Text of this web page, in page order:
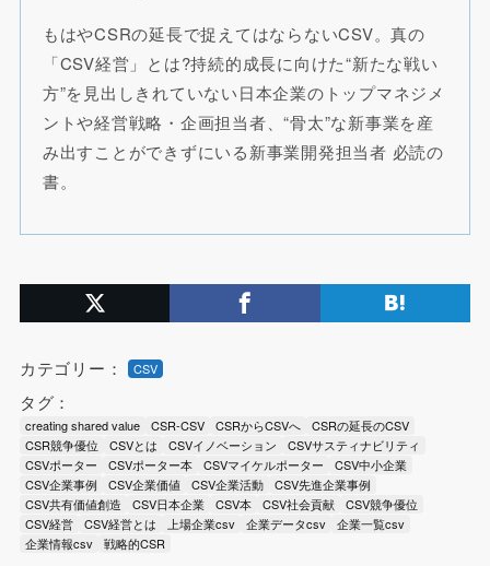
もはやCSRの延長で捉えてはならないCSV。真の
「CSV経営」とは?持続的成長に向けた“新たな戦い
方”を見出しきれていない日本企業のトップマネジメ
ントや経営戦略・企画担当者、“骨太”な新事業を産
み出すことができずにいる新事業開発担当者 必読の
書。
カテゴリー： CSV
タグ：
creating shared value CSR-CSV CSRからCSVへ
CSRの延長のCSV
CSR競争優位
CSVとは CSVイノベーション
CSVサスティナビリティ
CSVポーター
CSVポーター本 CSVマイケルポーター
CSV中小企業
CSV企業事例
CSV企業価値 CSV企業活動
CSV先進企業事例
CSV共有価値創造
CSV日本企業 CSV本 CSV社会貢献
CSV競争優位
CSV経営
CSV経営とは 上場企業csv 企業データcsv
企業一覧csv
企業情報csv
戦略的CSR